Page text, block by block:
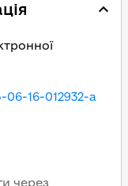
06-16-012932-a
через